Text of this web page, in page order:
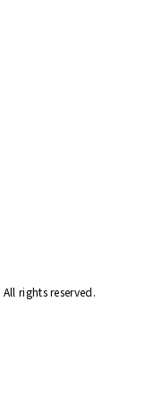
rights reserved.